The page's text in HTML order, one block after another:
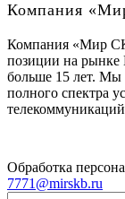
Компания
Компания «Мир
позиции на рынке
больше 15 лет. Мы
полного спектра
Обработка
7771@mirskb.ru